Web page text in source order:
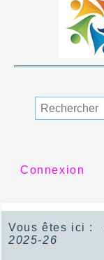
Connexion
Vous êtes ici :
2025-26